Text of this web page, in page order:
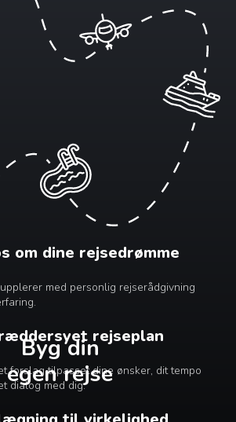
Byg din
egen rejse
om dine rejsedrømme
med personlig rejserådgivning
rejseplan
forslag tilpasset dine ønsker, dit tempo
dialog med dig.